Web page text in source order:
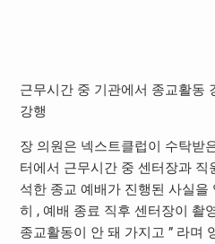
근무시간 중 기관에서 종교활동
강행
장 의원은 넥스트클럽이 수탁받
터에서 근무시간 중 센터장과 직
석한 종교 예배가 진행된 사실을
히 , 예배 종료 직후 센터장이 촬
종교활동이 안 돼 가지고 ”라며